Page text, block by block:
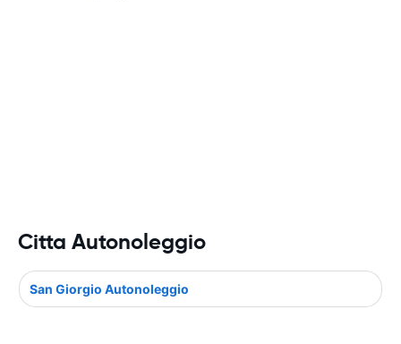
Citta Autonoleggio
San Giorgio Autonoleggio